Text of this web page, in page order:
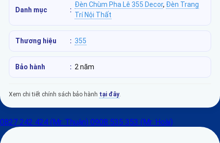
Danh mục :
Đèn Chùm Pha Lê 355 Decor, Đèn Trang
Trí Nội Thất
Thương hiệu : 355
Bảo hành : 2 năm
Xem chi tiết chính sách bảo hành tại đây.
0827 242 424 (Mr. Thuận) 0908 535 353 (Mr. Hoài)